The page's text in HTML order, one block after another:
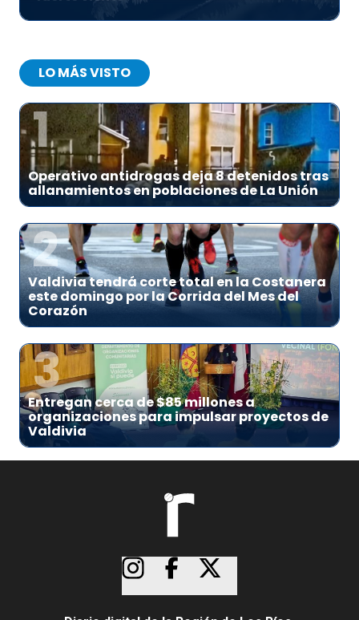
LO MÁS VISTO
1
Operativo antidrogas deja 8 detenidos tras
allanamientos en poblaciones de La Unión
2
Valdivia tendrá corte total en la Costanera
este domingo por la Corrida del Mes del
Corazón
3
Entregan cerca de $85 millones a
organizaciones para impulsar proyectos de
Valdivia